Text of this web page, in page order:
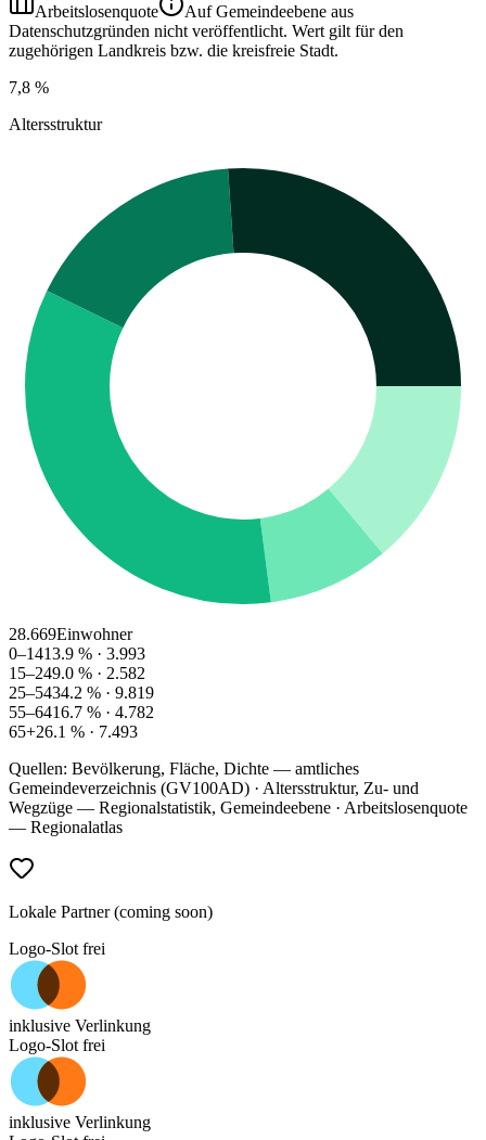
Arbeitslosenquote
Auf Gemeindeebene aus
Datenschutzgründen nicht veröffentlicht. Wert gilt für den
zugehörigen Landkreis bzw. die kreisfreie Stadt.
7,8 %
Altersstruktur
28.669Einwohner
0–1413.9 % · 3.993
15–249.0 % · 2.582
25–5434.2 % · 9.819
55–6416.7 % · 4.782
65+26.1 % · 7.493
Quellen: Bevölkerung, Fläche, Dichte — amtliches
Gemeindeverzeichnis (GV100AD) · Altersstruktur, Zu- und
Wegzüge — Regionalstatistik, Gemeindeebene · Arbeitslosenquote
— Regionalatlas
Lokale Partner (coming soon)
Logo-Slot frei
inklusive Verlinkung
Logo-Slot frei
inklusive Verlinkung